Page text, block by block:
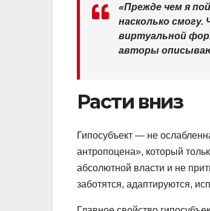
«Прежде чем я
насколько
виртуальной
авторы
Расти вниз
Гипосубъект — не
антропоцена», который
абсолютной власти и не
заботятся, адаптируются,